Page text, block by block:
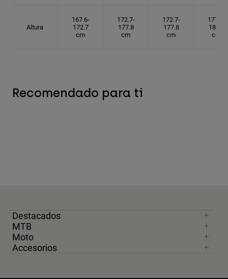
Altura
167.6-
172.7
cm
172.7-
177.8
cm
172.7-
177.8
cm
177.8-
182.9
cm
Recomendado para ti
Destacados
MTB
Moto
Accesorios